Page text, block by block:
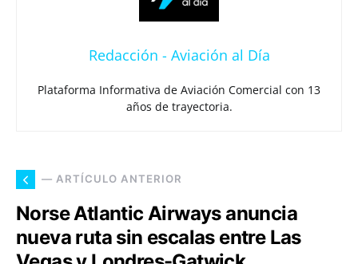
Redacción - Aviación al Día
Plataforma Informativa de Aviación Comercial con 13
años de trayectoria.
— ARTÍCULO ANTERIOR
Norse Atlantic Airways anuncia
nueva ruta sin escalas entre Las